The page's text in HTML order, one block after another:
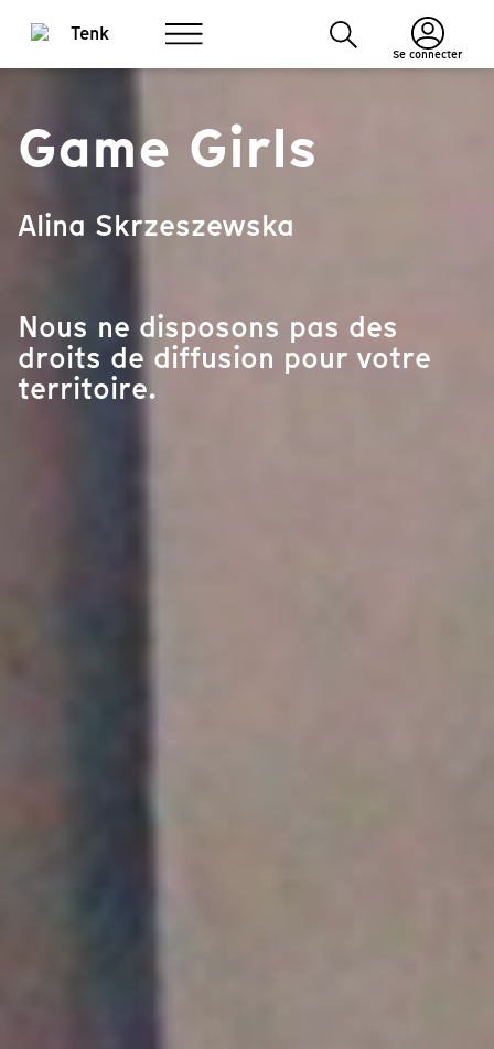
Se connecter
Game Girls
Alina Skrzeszewska
Nous ne disposons pas des
droits de diffusion pour votre
territoire.